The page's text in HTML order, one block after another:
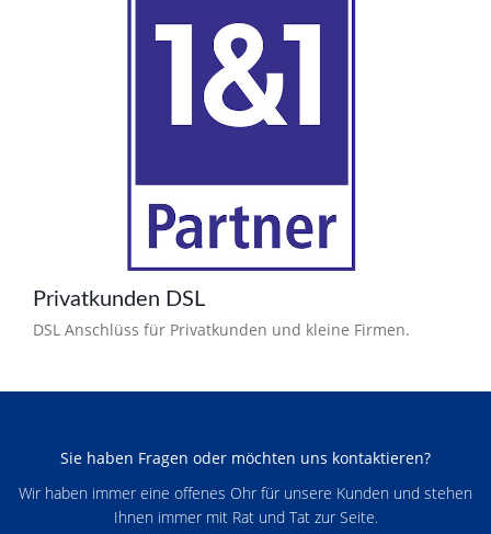
Privatkunden DSL
DSL Anschlüss für Privatkunden und kleine Firmen.
Sie haben Fragen oder möchten uns kontaktieren?
Wir haben immer eine offenes Ohr für unsere Kunden und stehen
Ihnen immer mit Rat und Tat zur Seite.